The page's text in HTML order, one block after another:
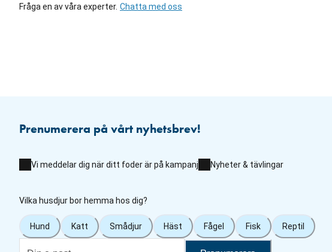
Fråga en av våra experter. Chatta med oss
Prenumerera på vårt nyhetsbrev!
Vi meddelar dig när ditt foder är på kampanj Nyheter & tävlingar
Vilka husdjur bor hemma hos dig?
Hund Katt Smådjur Häst Fågel Fisk Reptil